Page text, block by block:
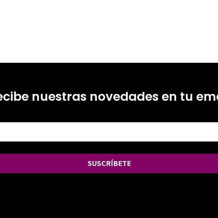
nuestras novedades en tu
SUSCRÍBETE